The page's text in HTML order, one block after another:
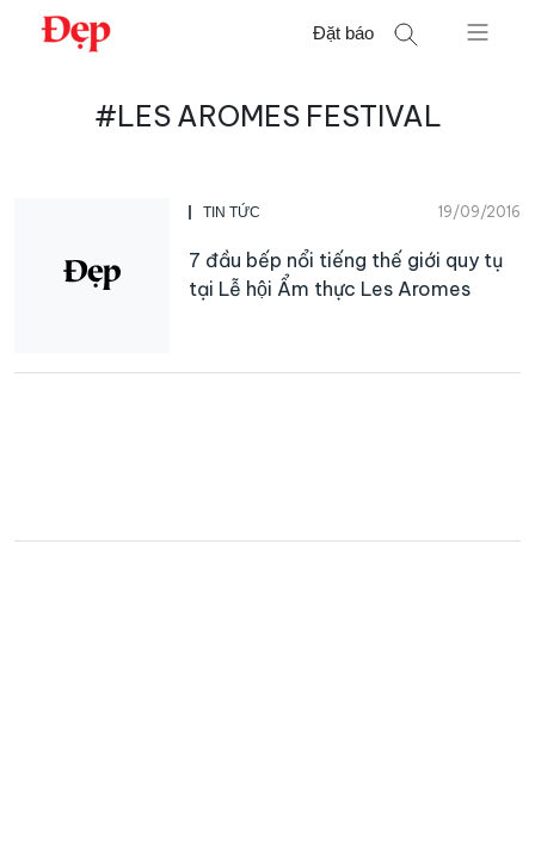
Chuyển
Đặt báo
#LES AROMES FESTIVAL
TIN TỨC 19/09/2016
7 đầu bếp nổi tiếng thế giới quy tụ
tại Lễ hội Ẩm thực Les Aromes